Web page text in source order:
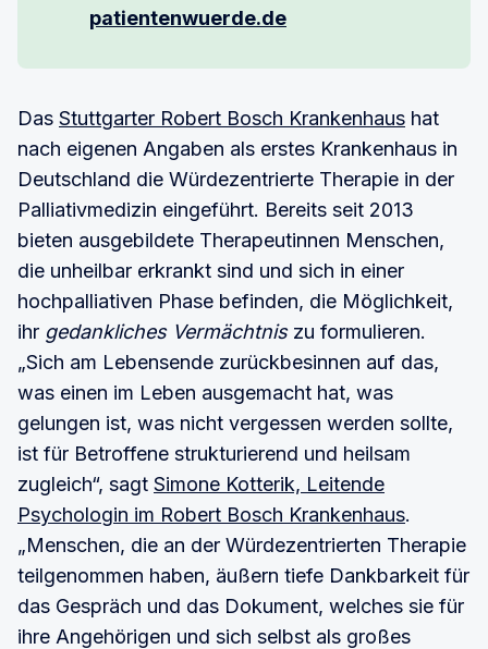
patientenwuerde.de
Das Stuttgarter Robert Bosch Krankenhaus hat
nach eigenen Angaben als erstes Krankenhaus in
Deutschland die Würdezentrierte Therapie in der
Palliativmedizin eingeführt. Bereits seit 2013
bieten ausgebildete Therapeutinnen Menschen,
die unheilbar erkrankt sind und sich in einer
hochpalliativen Phase befinden, die Möglichkeit,
ihr gedankliches Vermächtniszu formulieren.
„Sich am Lebensende zurückbesinnen auf das,
was einen im Leben ausgemacht hat, was
gelungen ist, was nicht vergessen werden sollte,
ist für Betroffene strukturierend und heilsam
zugleich“, sagt Simone Kotterik, Leitende
Psychologin im Robert Bosch Krankenhaus.
„Menschen, die an der Würdezentrierten Therapie
teilgenommen haben, äußern tiefe Dankbarkeit für
das Gespräch und das Dokument, welches sie für
ihre Angehörigen und sich selbst als großes